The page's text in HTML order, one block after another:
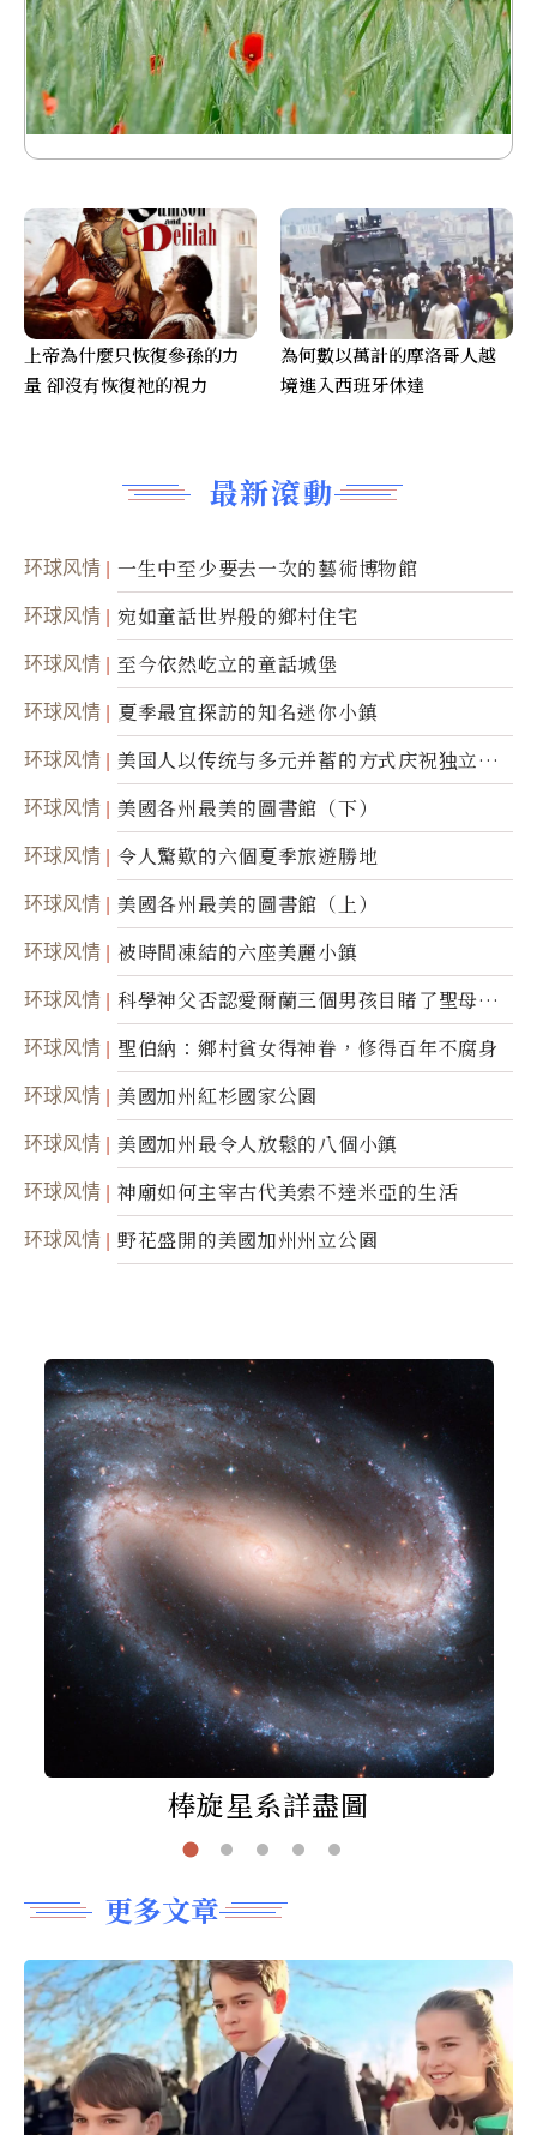
最新滾動
环球风情 一生中至少要去一次的藝術博物館
环球风情 宛如童話世界般的鄉村住宅
环球风情 至今依然屹立的童話城堡
环球风情 夏季最宜探訪的知名迷你小鎮
环球风情
美国人以传统与多元并蓄的方式庆祝独立日2
50周年
环球风情 美國各州最美的圖書館（下）
环球风情 令人驚歎的六個夏季旅遊勝地
环球风情 美國各州最美的圖書館（上）
环球风情 被時間凍結的六座美麗小鎮
环球风情
科學神父否認愛爾蘭三個男孩目睹了聖母顯
靈
环球风情 聖伯納：鄉村貧女得神眷，修得百年不腐身
环球风情 美國加州紅杉國家公園
环球风情 美國加州最令人放鬆的八個小鎮
环球风情 神廟如何主宰古代美索不達米亞的生活
环球风情 野花盛開的美國加州州立公園
上帝為什麼只恢復參孫的力
量 卻沒有恢復祂的視力
為何數以萬計的摩洛哥人越
境進入西班牙休達
棒旋星系詳盡圖
更多文章